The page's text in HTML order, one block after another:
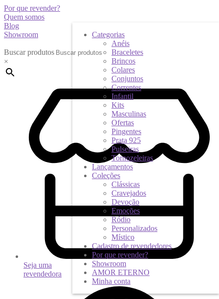
Por que revender?
Quem somos
Blog
Showroom
Buscar produtos
×
Seja uma
revendedora
Categorias
Anéis
Braceletes
Brincos
Colares
Conjuntos
Correntes
Infantil
Kits
Masculinas
Ofertas
Pingentes
Prata 925
Pulseiras
Tornozeleiras
Lançamentos
Coleções
Clássicas
Cravejados
Devoção
Emoções
Ródio
Personalizados
Místico
Cadastro de revendedores
Por que revender?
Showroom
AMOR ETERNO
Minha conta